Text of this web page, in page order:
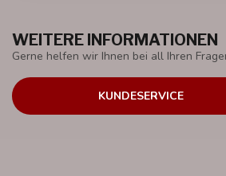
WEITERE INFORMATIONEN
Gerne helfen wir Ihnen bei all Ihren
KUNDESERVICE